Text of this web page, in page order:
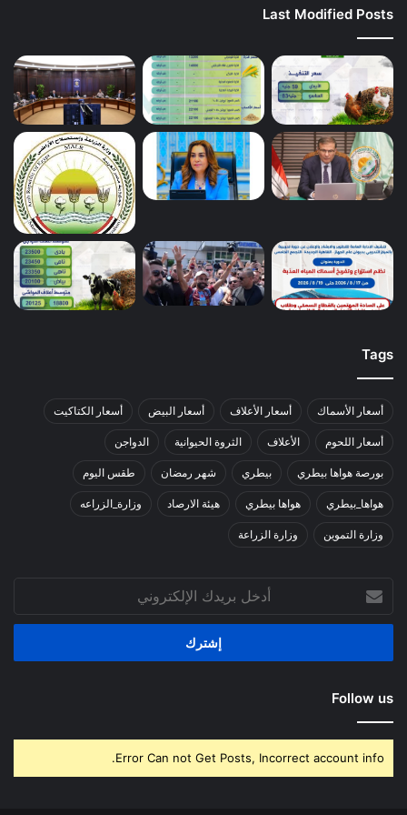
Last Modified Posts
Tags
أسعار الأسماك أسعار الأعلاف أسعار البيض أسعار الكتاكيت
أسعار اللحوم الأعلاف الثروة الحيوانية الدواجن
بورصة هواها بيطري بيطري شهر رمضان طقس اليوم
هواها_بيطري هواها بيطري هيئة الارصاد وزارة_الزراعه
وزارة التموين وزارة الزراعة
بريدك
الإلكتروني
Follow us
Error Can not Get Posts, Incorrect account info.